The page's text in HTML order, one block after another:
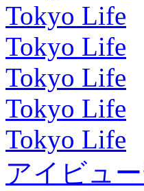
Tokyo Life
Tokyo Life
Tokyo Life
Tokyo Life
Tokyo Life
アイビュ